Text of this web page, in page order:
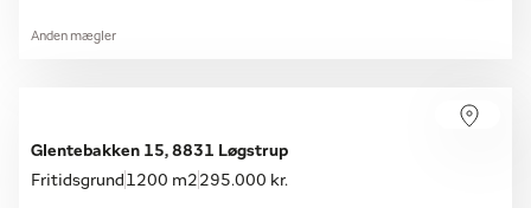
Anden mægler
Glentebakken 15, 8831 Løgstrup
Fritidsgrund 1200 m2 295.000 kr.